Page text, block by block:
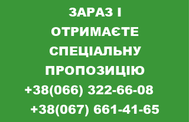
ЗАРАЗ І
ОТРИМАЄТЕ
СПЕЦІАЛЬНУ
ПРОПОЗИЦІЮ
+38(066) 322-66-08
+38(067) 661-41-65